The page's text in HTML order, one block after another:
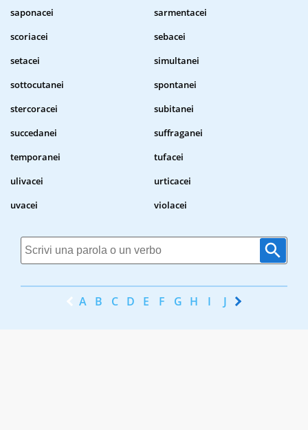
saponacei
sarmentacei
scoriacei
sebacei
setacei
simultanei
sottocutanei
spontanei
stercoracei
subitanei
succedanei
suffraganei
temporanei
tufacei
ulivacei
urticacei
uvacei
violacei
A B C D E F G H I J K